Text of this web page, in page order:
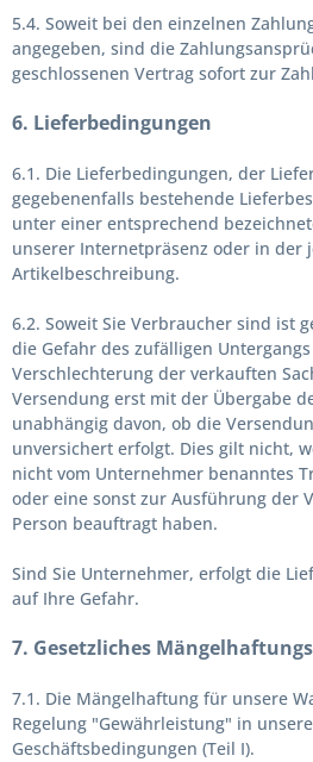
5.4. Soweit bei den einzelnen
angegeben, sind die
geschlossenen Vertrag sofort zur
6. Lieferbedingungen
6.1. Die Lieferbedingungen, der
gegebenenfalls bestehende
unter einer entsprechend
unserer Internetpräsenz oder in der
Artikelbeschreibung.
6.2. Soweit Sie Verbraucher sind ist
die Gefahr des zufälligen
Verschlechterung der verkauften
Versendung erst mit der Übergabe
unabhängig davon, ob die
unversichert erfolgt. Dies gilt nicht,
nicht vom Unternehmer benanntes
oder eine sonst zur Ausführung der
Person beauftragt haben.
Sind Sie Unternehmer, erfolgt die
auf Ihre Gefahr.
7. Gesetzliches
7.1. Die Mängelhaftung für unsere
Regelung "Gewährleistung" in
Geschäftsbedingungen (Teil I).